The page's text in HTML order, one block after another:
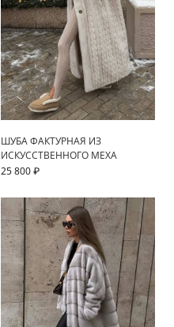
ШУБА ФАКТУРНАЯ ИЗ
ИСКУССТВЕННОГО МЕХА
25 800 ₽